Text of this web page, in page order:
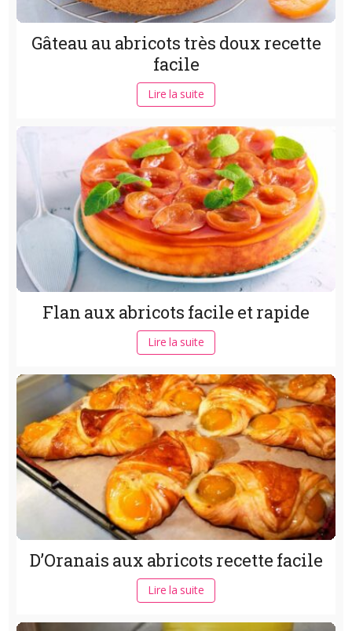
Gâteau au abricots très doux recette
facile
Lire la suite
Flan aux abricots facile et rapide
Lire la suite
D’Oranais aux abricots recette facile
Lire la suite